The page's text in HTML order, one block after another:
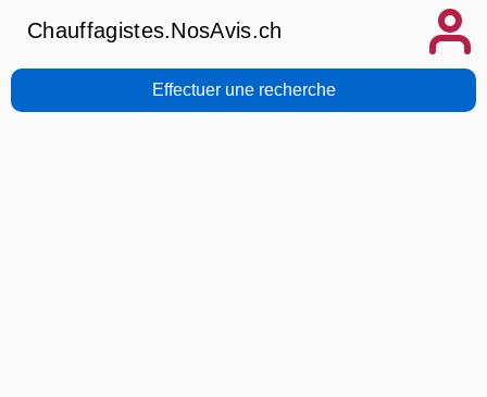
Chauffagistes.NosAvis.ch
Effectuer une recherche